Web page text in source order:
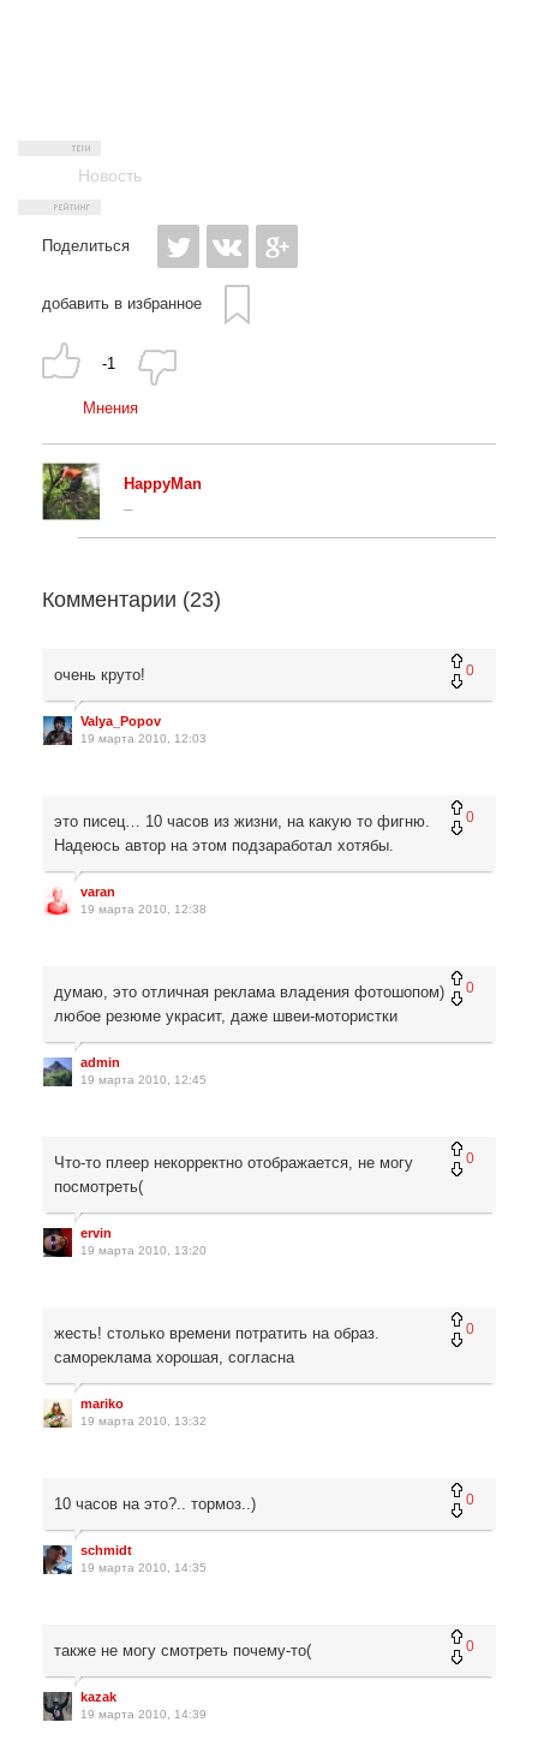
Новость
Поделиться
добавить в избранное
-1
Мнения
HappyMan
Комментарии (23)
0
очень круто!
Valya_Popov
19 марта 2010, 12:03
0
это писец… 10 часов из жизни, на какую то фигню.
Надеюсь автор на этом подзаработал хотябы.
varan
19 марта 2010, 12:38
0
думаю, это отличная реклама владения фотошопом)
любое резюме украсит, даже швеи-мотористки
admin
19 марта 2010, 12:45
0
Что-то плеер некорректно отображается, не могу
посмотреть(
ervin
19 марта 2010, 13:20
0
жесть! столько времени потратить на образ.
самореклама хорошая, согласна
mariko
19 марта 2010, 13:32
0
10 часов на это?.. тормоз..)
schmidt
19 марта 2010, 14:35
0
также не могу смотреть почему-то(
kazak
19 марта 2010, 14:39